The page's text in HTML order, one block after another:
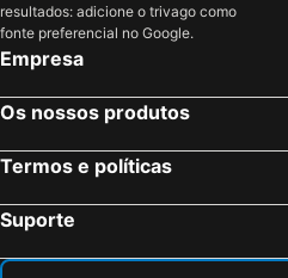
resultados: adicione o trivago como
fonte preferencial no Google.
Empresa
Os nossos produtos
Termos e políticas
Suporte